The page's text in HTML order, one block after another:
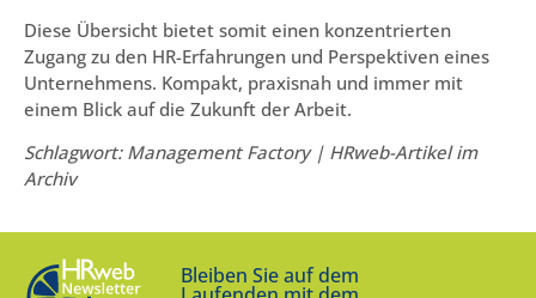
Diese Übersicht bietet somit einen konzentrierten
Zugang zu den HR-Erfahrungen und Perspektiven eines
Unternehmens. Kompakt, praxisnah und immer mit
einem Blick auf die Zukunft der Arbeit.
Schlagwort: Management Factory | HRweb-Artikel im
Archiv
Bleiben Sie auf dem